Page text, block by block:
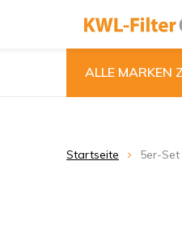
ALLE MARKEN
Startseite 5er-